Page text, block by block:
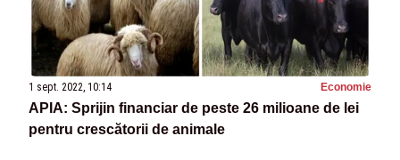
1 sept. 2022, 10:14 Economie
APIA: Sprijin financiar de peste 26 milioane de lei
pentru crescătorii de animale